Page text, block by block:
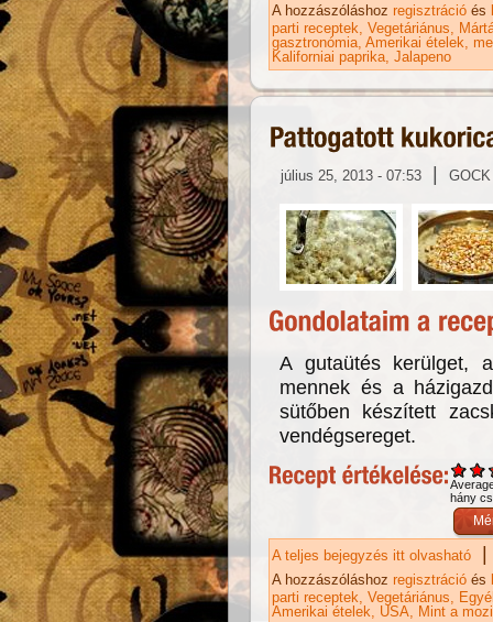
A hozzászóláshoz regisztráció és
parti receptek Vegetáriánus
gasztronómia Amerikai ételek
Kaliforniai paprika Jalapeno
július 25, 2013 - 07:53 | GOCK
A gutaütés kerülget,
mennek és a
sütőben készített
vendégsereget.
hány
A teljes bejegyzés itt olvasható |
A hozzászóláshoz regisztráció és
parti receptek Vegetáriánus
Amerikai ételek USA Mint a